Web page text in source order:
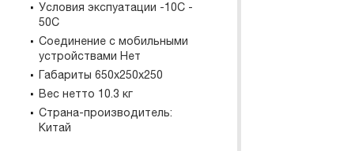
Условия экспуатации -10С -
50С
Соединение с мобильными
устройствами Нет
Габариты 650х250х250
Вес нетто 10.3 кг
Страна-производитель:
Китай